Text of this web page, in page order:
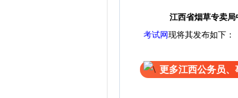
江西省烟草专卖
考试网现将其发布如下：
更多江西公务员